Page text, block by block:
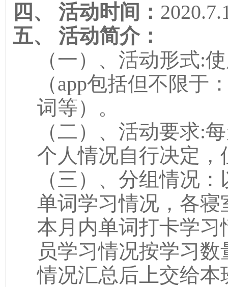
四、 活动时间：
五、 活动简介：
（一）、 活动形式:
（app包括但不限于
词等） 。
（二） 、 活动要求:
个人情况自行决定，
（三） 、 分组情况：
单词学习情况， 各寝
本月内单词打卡学
员学习情况按学习
情况汇总后上交给本